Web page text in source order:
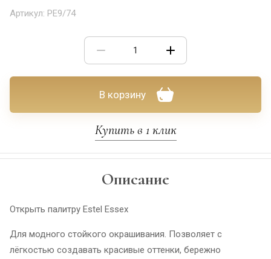
Артикул: PE9/74
В корзину
Купить в 1 клик
Описание
Открыть палитру Estel Essex
Для модного стойкого окрашивания. Позволяет с
лёгкостью создавать красивые оттенки, бережно